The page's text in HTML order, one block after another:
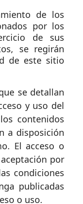
de los
por los
de sus
se regirán
de este sitio
se detallan
y uso del
contenidos
a disposición
El acceso o
por
condiciones
publicadas
o uso.